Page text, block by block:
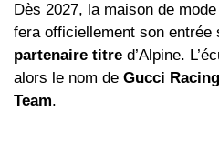
Dès 2027, la maison de
fera officiellement son entrée
partenaire titre d’Alpine.
alors le nom de Gucci
Team.